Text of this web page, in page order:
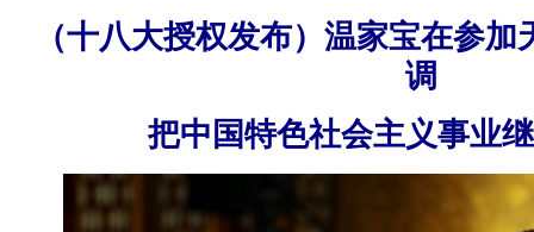
（十八大授权发布）温家宝在参
调
把中国特色社会主义事业